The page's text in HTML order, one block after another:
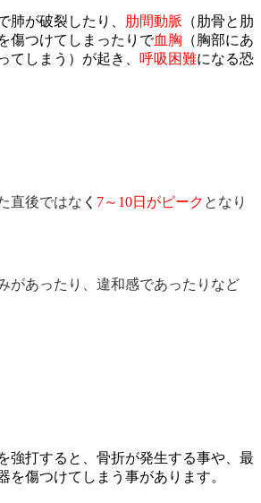
肺が破裂したり、 肋間動脈 （肋骨と肋
傷つけてしまったりで血胸 （胸部にあ
てしまう）が起き、 呼吸困難になる恐
直後ではな く 7～10日がピーク となり
があったり、違和感であったりなど
強打すると、骨折が発生する事や、最
を傷つけてしまう事があります。